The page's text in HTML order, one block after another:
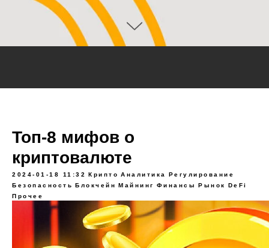
Топ-8 мифов о
криптовалюте
2024-01-18 11:32 Крипто Аналитика
Регулирование
Безопасность Блокчейн Майнинг Финансы Рынок
DeFi
Прочее